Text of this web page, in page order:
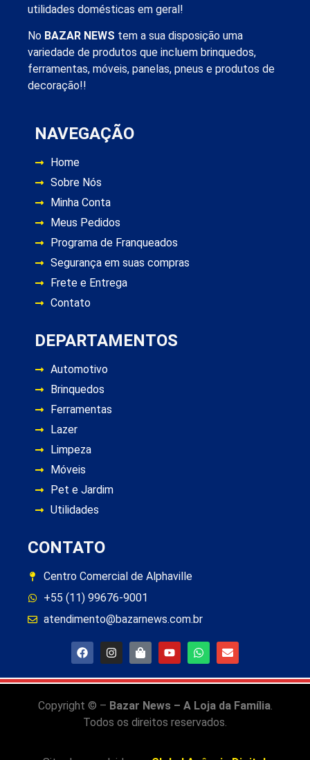
utilidades domésticas em geral!
No BAZAR NEWS tem a sua disposição uma
variedade de produtos que incluem brinquedos,
ferramentas, móveis, panelas, pneus e produtos de
decoração!!
NAVEGAÇÃO
Home
Sobre Nós
Minha Conta
Meus Pedidos
Programa de Franqueados
Segurança em suas compras
Frete e Entrega
Contato
DEPARTAMENTOS
Automotivo
Brinquedos
Ferramentas
Lazer
Limpeza
Móveis
Pet e Jardim
Utilidades
CONTATO
Centro Comercial de Alphaville
+55 (11) 99676-9001
atendimento@bazarnews.com.br
Copyright © – Bazar News – A Loja da Família.
Todos os direitos reservados.